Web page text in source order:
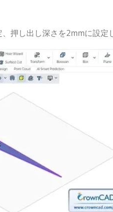
、押し出し深さを2mmに設定